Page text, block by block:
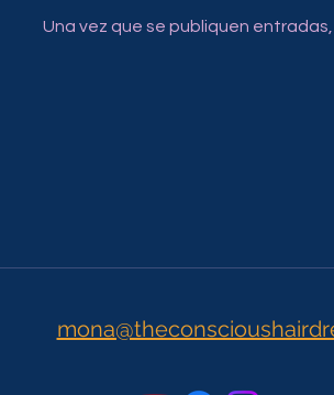
Una vez que se publiquen entradas,